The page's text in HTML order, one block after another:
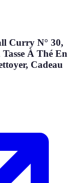
Curry N° 30,
À Thé En
Cadeau